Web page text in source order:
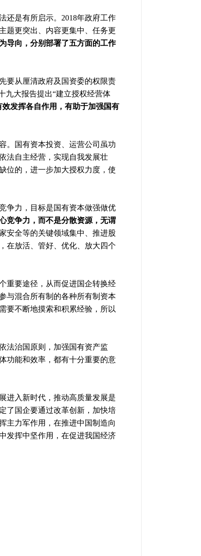
还是有所启示。2018年政府工作
题更突出、内容更集中、任务更
导向，分别部署了五方面的工作
要从厘清政府及国资委的权限责
九大报告提出“建立授权经营体
发挥各自作用，有助于加强国有
。国有资本投资、运营公司虽功
法自主经营，实现自我发展壮
位的，进一步加大授权力度，使
争力，目标是国有资本做强做优
竞争力，而不是分散资源 ，无谓
安全等的关键领域集中、推进股
在放活、管好、优化、放大四个
重要途径，从而促进国企转换经
与混合所有制的各种所有制资本
要不断地摸索和积累经验，所以
法治国原则，加强国有资产监
功能和效率，都有十分重要的意
进入新时代，推动高质量发展是
了国企要通过改革创新，加快培
主力军作用，在推进中国制造向
发挥中坚作用，在促进我国经济